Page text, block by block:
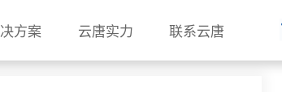
方案 云唐实力 联系云唐